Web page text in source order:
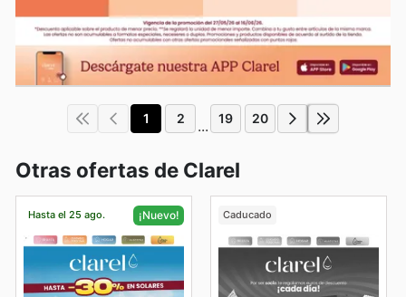
1 2 ... 19 20
Otras ofertas de Clarel
Hasta el 25 ago. ¡Nuevo! Caducado